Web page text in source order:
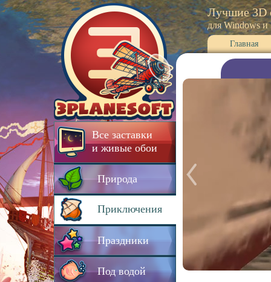
Все заставки
и живые обои
Природа
Приключения
Праздники
Под водой
Лучшие 3D
для Windows и
Главная